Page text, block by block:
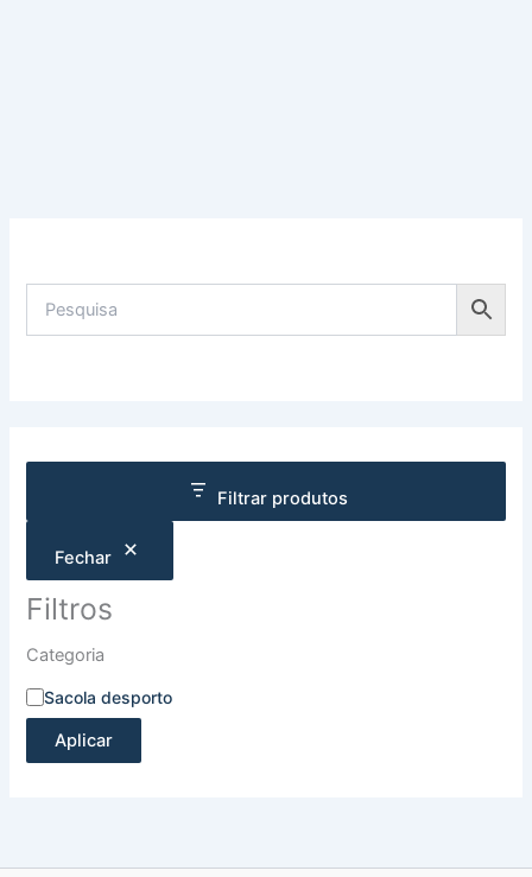
Filtrar produtos
Fechar
Filtros
Categoria
Sacola desporto
Aplicar